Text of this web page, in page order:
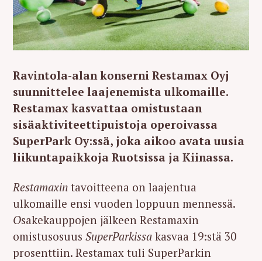
Ravintola-alan konserni Restamax Oyj
suunnittelee laajenemista ulkomaille.
Restamax kasvattaa omistustaan
sisäaktiviteettipuistoja operoivassa
SuperPark Oy:ssä, joka aikoo avata uusia
liikuntapaikkoja Ruotsissa ja Kiinassa.
Restamaxin tavoitteena on laajentua
ulkomaille ensi vuoden loppuun mennessä.
Osakekauppojen jälkeen Restamaxin
omistusosuus SuperParkissa kasvaa 19:stä 30
prosenttiin. Restamax tuli SuperParkin